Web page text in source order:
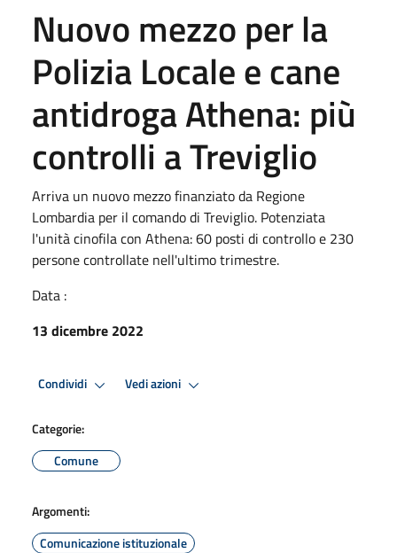
Nuovo mezzo per la
Polizia Locale e cane
antidroga Athena: più
controlli a Treviglio
Arriva un nuovo mezzo finanziato da Regione
Lombardia per il comando di Treviglio. Potenziata
l'unità cinofila con Athena: 60 posti di controllo e 230
persone controllate nell'ultimo trimestre.
Data :
13 dicembre 2022
Condividi Vedi azioni
Categorie:
Comune
Argomenti:
Comunicazione istituzionale